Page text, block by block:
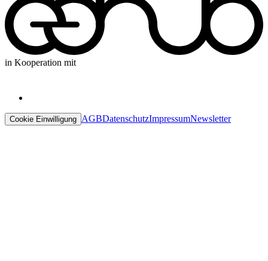
in Kooperation mit
Cookie Einwilligung AGBDatenschutzImpressumNewsletter